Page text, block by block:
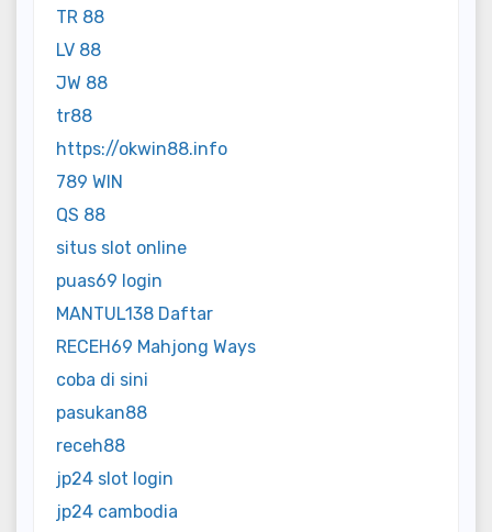
TR 88
LV 88
JW 88
tr88
https://okwin88.info
789 WIN
QS 88
situs slot online
puas69 login
MANTUL138 Daftar
RECEH69 Mahjong Ways
coba di sini
pasukan88
receh88
jp24 slot login
jp24 cambodia